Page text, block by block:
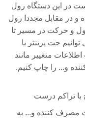
در این دستگاه رول
و در مقابل مجددا رول
و حرکت در مسیر تا
جت پرینتر یا
متغییر مانند
و... را چاپ کنیم.
تراکم درست
مصرف کننده و... به